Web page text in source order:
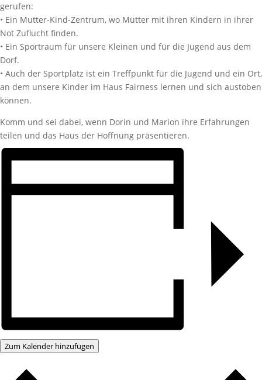
gerufen:
• Ein Mutter-Kind-Zentrum, wo Mütter mit ihren Kindern in ihrer
Not Zuflucht finden.
• Ein Sportraum für unsere Kleinen und für die Jugend aus dem
Dorf.
• Auch der Sportplatz ist ein Treffpunkt für die Jugend und ein Ort,
an dem unsere Kinder im Haus Fairness lernen und sich austoben
können.
Komm und sei dabei, wenn Dorin und Marion ihre Erfahrungen
teilen und das Haus der Hoffnung präsentieren.
Zum Kalender hinzufügen